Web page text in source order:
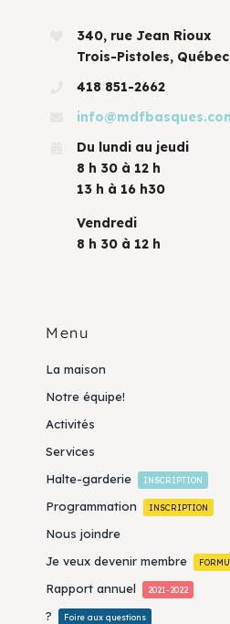
340, rue Jean Rioux
Trois-Pistoles,
418 851-2662
Du lundi au jeudi
8 h 30 à 12 h
13 h à 16 h30
Vendredi
8 h 30 à 12 h
Menu
La maison
Notre équipe!
Activités
Services
Halte-garderie
INSCRIPTION
Programmation INSCRIPTION
Nous joindre
Je veux devenir membre
Rapport annuel 2021-2022
? Foire aux questions